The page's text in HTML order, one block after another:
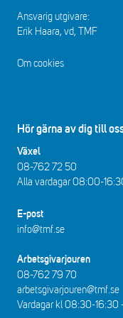
Ansvarig utgivare:
Erik Haara, vd, TMF
Om cookies
Hör gärna av dig till
Växel
08-762 72 50
Alla vardagar 08:00-
E-post
info@tmf.se
Arbetsgivarjouren
08-762 79 70
arbetsgivarjouren@tmf.se
Vardagar kl 08:30-16:30